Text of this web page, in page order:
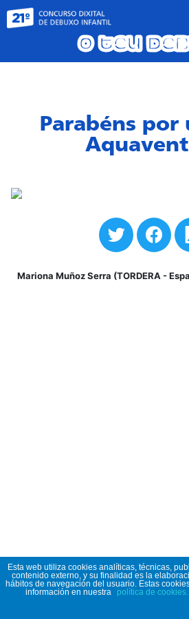
O teu
Parabéns por
Mariona Muñoz Serra (TORDERA -
Esta web utiliza cookies analíticas, técnicas,
contenido externo, y su finalidad es la
hábitos de navegación del usuario. Estas
información en nuestra
política de cookies.